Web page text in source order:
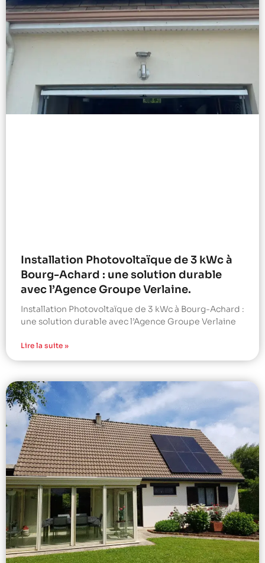
Installation Photovoltaïque de 3 kWc à
Bourg-Achard : une solution durable
avec l’Agence Groupe Verlaine.
Installation Photovoltaïque de 3 kWc à Bourg-Achard :
une solution durable avec l’Agence Groupe Verlaine
Lire la suite »